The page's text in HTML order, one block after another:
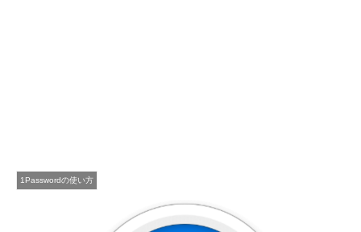
1Passwordの使い方